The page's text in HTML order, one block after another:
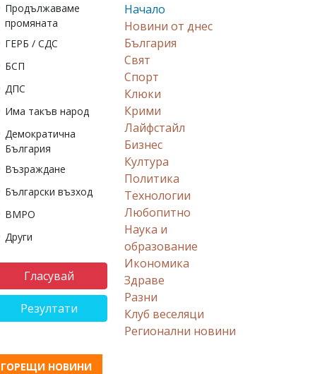
Продължаваме
промяната
ГЕРБ / СДС
БСП
ДПС
Има такъв народ
Демократична
България
Възраждане
Български възход
ВМРО
Други
Резултати
Начало
Новини от днес
България
Свят
Спорт
Клюки
Крими
Лайфстайл
Бизнес
Култура
Политика
Технологии
Любопитно
Наука и
образование
Икономика
Здраве
Разни
Клуб веселяци
Регионални новини
ГОРЕЩИ НОВИНИ